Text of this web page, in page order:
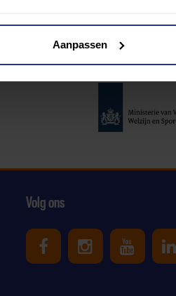
AanpassenPartners:
Volg ons
Uniek Sporten op
UniekUniek